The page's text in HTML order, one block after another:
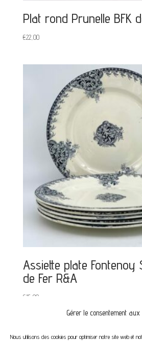
Gérer le consentement aux
Nous utilisons des cookies pour optimiser notre site web et
Plat rond Prunelle BFK
€22,00
Assiette plate Fontenoy
de Fer R&A
€15,00